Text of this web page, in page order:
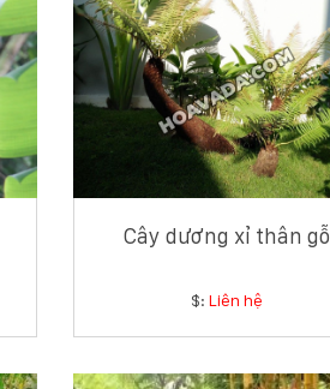
Cây dương xỉ thân gỗ
$: Liên hệ